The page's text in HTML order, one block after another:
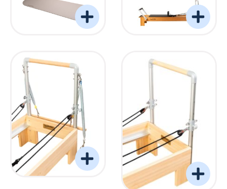
Torre Barreformer Monitor Natural Pro